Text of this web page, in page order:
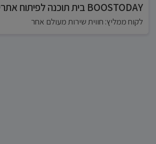
BOOSTODAY בית תוכנה לפיתוח אתרים
לקוח ממליץ: חווית שירות מעולם אחר